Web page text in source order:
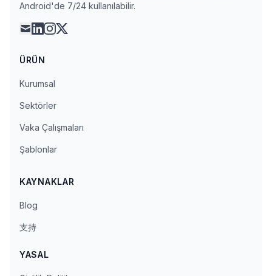
Android'de 7/24 kullanılabilir.
maillinkedin
instagram
x
ÜRÜN
Kurumsal
Sektörler
Vaka Çalışmaları
Şablonlar
KAYNAKLAR
Blog
支持
YASAL